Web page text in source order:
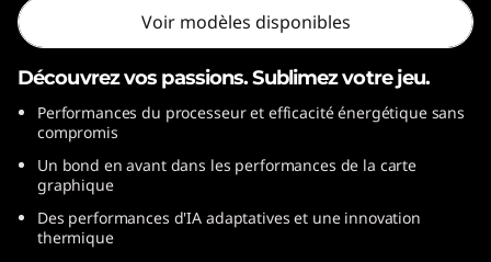
Voir modèles disponibles
Découvrez vos passions. Sublimez votre jeu.
Performances du processeur et efficacité énergétique sans
compromis
Un bond en avant dans les performances de la carte
graphique
Des performances d'IA adaptatives et une innovation
thermique